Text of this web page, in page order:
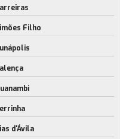
Filho
d'Ávila